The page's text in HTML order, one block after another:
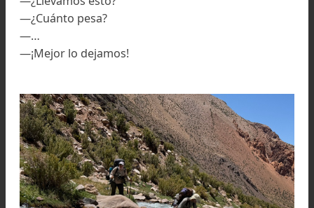
en cantidad mínima. Dos tiendas muy
pequeños calentadores, ollas y mate, un par
garrafas. Un grampón por cabeza (o sea 2,5
dos piolets con pala y una cuerda de 30
“técnicas” que las que imaginan los
Botiquín, elementos de reparaciones, panel
comunicador satelital. Dos kilos más por
Cada uno compuso su equipo individual,
experiencia sobraba, abrigo mínimo, ya
habíamos hecho: dormir bajo y atravesar